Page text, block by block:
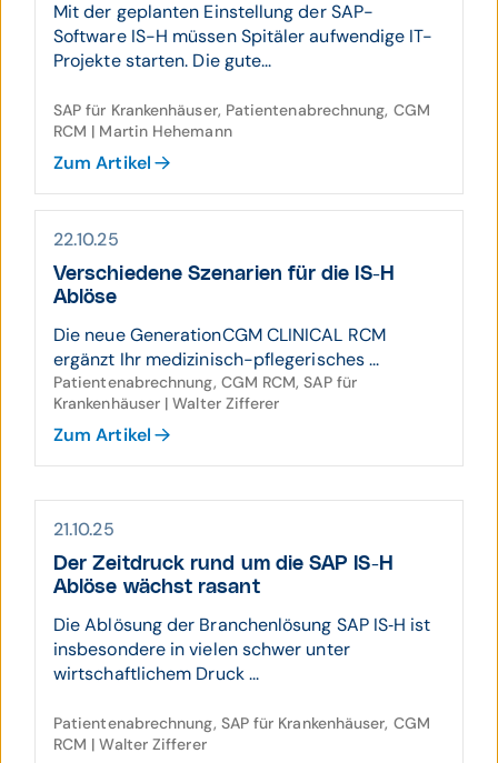
Mit der geplanten Einstellung der SAP-
Software IS-H müssen Spitäler aufwendige IT-
Projekte starten. Die gute...
SAP für Krankenhäuser, Patientenabrechnung, CGM
RCM | Martin Hehemann
Zum Artikel
22.10.25
Verschie­dene Sze­narien für die IS-H
Ablöse
Die neue GenerationCGM CLINICAL RCM
ergänzt Ihr medizinisch-pflegerisches ...
Patientenabrechnung, CGM RCM, SAP für
Krankenhäuser | Walter Zifferer
Zum Artikel
21.10.25
Der Zeit­druck rund um die SAP IS-H
Ablöse wächst rasant
Die Ablösung der Branchenlösung SAP IS‑H ist
insbesondere in vielen schwer unter
wirtschaftlichem Druck ...
Patientenabrechnung, SAP für Krankenhäuser, CGM
RCM | Walter Zifferer